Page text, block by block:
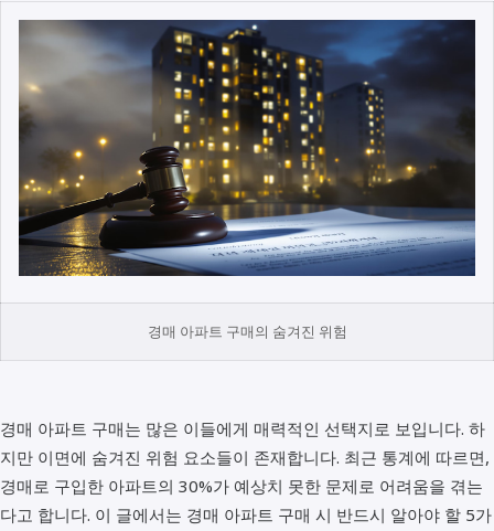
경매 아파트 구매의 숨겨진 위험
경매 아파트 구매는 많은 이들에게 매력적인 선택지로 보입니다. 하
지만 이면에 숨겨진 위험 요소들이 존재합니다. 최근 통계에 따르면,
경매로 구입한 아파트의 30%가 예상치 못한 문제로 어려움을 겪는
다고 합니다. 이 글에서는 경매 아파트 구매 시 반드시 알아야 할 5가